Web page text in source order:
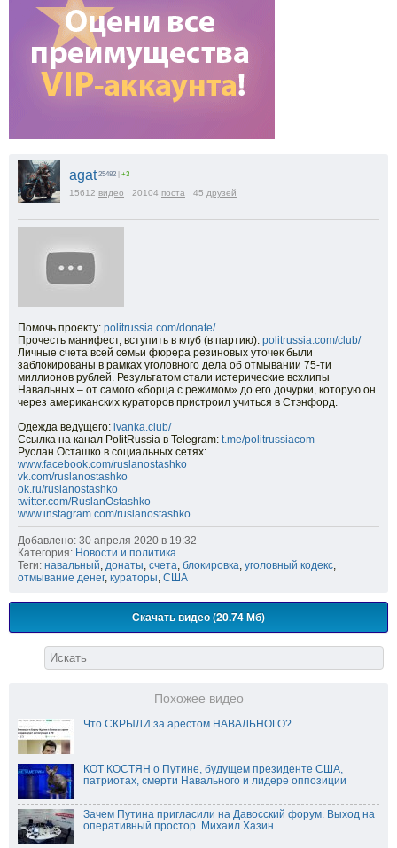
agat 25482 +3
15612 видео 20104 поста 45 друзей
Помочь проекту: politrussia.com/donate/
Прочесть манифест, вступить в клуб (в партию): politrussia.com/club/
Личные счета всей семьи фюрера резиновых уточек были
заблокированы в рамках уголовного дела об отмывании 75-ти
миллионов рублей. Результатом стали истерические всхлипы
Навальных – от самого «борца с режимом» до его дочурки, которую он
через американских кураторов пристроил учиться в Стэнфорд.
Одежда ведущего: ivanka.club/
Ссылка на канал PolitRussia в Telegram: t.me/politrussiacom
Руслан Осташко в социальных сетях:
www.facebook.com/ruslanostashko
vk.com/ruslanostashko
ok.ru/ruslanostashko
twitter.com/RuslanOstashko
www.instagram.com/ruslanostashko
Добавлено: 30 апреля 2020 в 19:32
Категория: Новости и политика
Теги: навальный, донаты, счета, блокировка, уголовный кодекс,
отмывание денег, кураторы, США
Скачать видео (20.74 Мб)
Похожее видео
Что СКРЫЛИ за арестом НАВАЛЬНОГО?
КОТ КОСТЯН о Путине, будущем президенте США,
патриотах, смерти Навального и лидере оппозиции
Зачем Путина пригласили на Давосский форум. Выход на
оперативный простор. Михаил Хазин